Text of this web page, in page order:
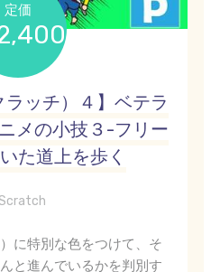
定価
ラッチ）４】ベテラ
メの小技３-フリー
た道上を歩く
に特別な色をつけて、そ
と進んでいるかを判別す